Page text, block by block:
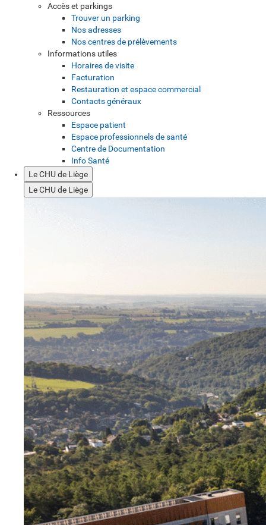
Accès et parkings
Trouver un parking
Nos adresses
Nos centres de prélèvements
Informations utiles
Horaires de visite
Facturation
Restauration et espace commercial
Contacts généraux
Ressources
Espace patient
Espace professionnels de santé
Centre de Documentation
Info Santé
Le CHU de Liège
Le CHU de Liège